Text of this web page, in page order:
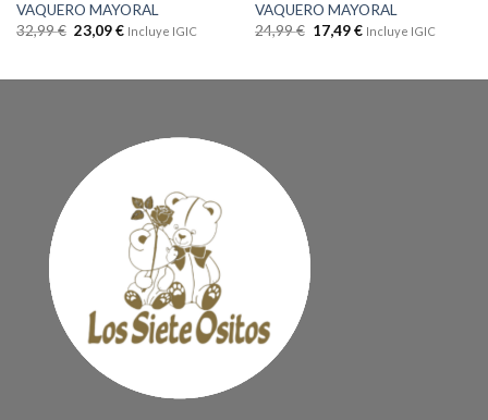
VAQUERO MAYORAL
32,99€ 23,09€ Incluye IGIC
VAQUERO MAYORAL
24,99€ 17,49€ Incluye IGIC